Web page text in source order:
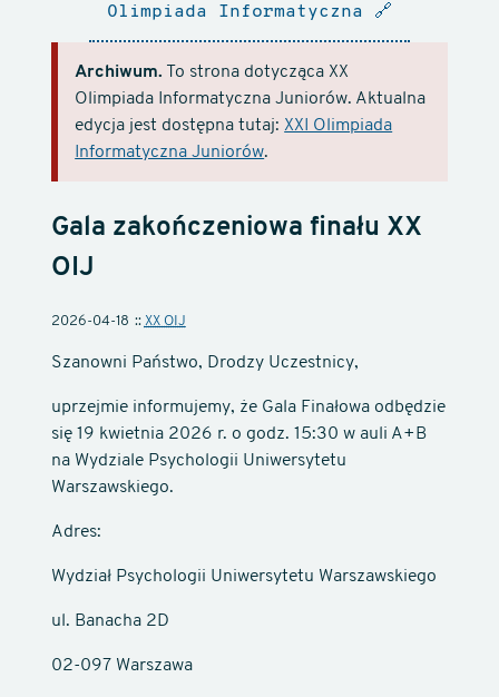
Olimpiada Informatyczna
🔗
Archiwum. To strona dotycząca XX
Olimpiada Informatyczna Juniorów. Aktualna
edycja jest dostępna tutaj: XXI Olimpiada
Informatyczna Juniorów.
Gala zakończeniowa finału XX
OIJ
2026-04-18 XX OIJ
Szanowni Państwo, Drodzy Uczestnicy,
uprzejmie informujemy, że Gala Finałowa odbędzie
się 19 kwietnia 2026 r. o godz. 15:30 w auli A+B
na Wydziale Psychologii Uniwersytetu
Warszawskiego.
Adres:
Wydział Psychologii Uniwersytetu Warszawskiego
ul. Banacha 2D
02-097 Warszawa